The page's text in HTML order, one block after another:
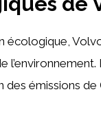
écologique,
émissions de